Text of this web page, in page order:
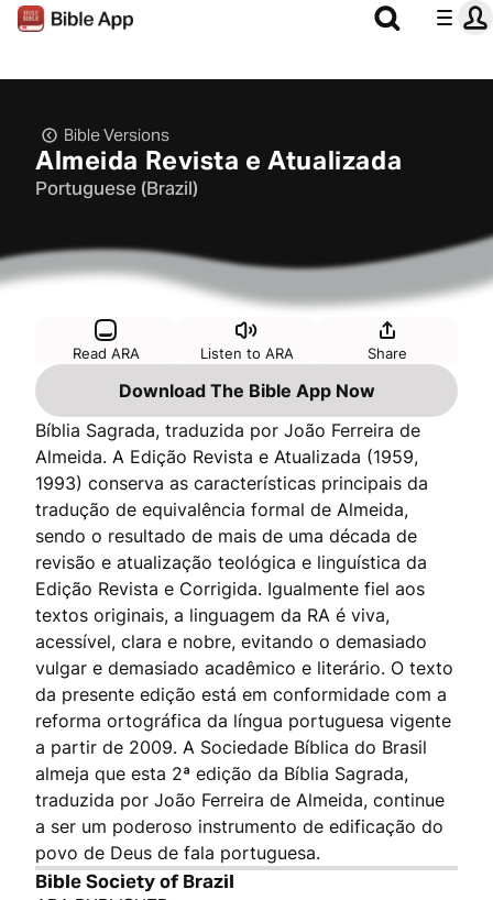
Bible Versions
Almeida Revista e Atualizada
Portuguese (Brazil)
Read ARA Listen to ARA Share
Download The Bible App Now
Bíblia Sagrada, traduzida por João Ferreira de
Almeida. A Edição Revista e Atualizada (1959,
1993) conserva as características principais da
tradução de equivalência formal de Almeida,
sendo o resultado de mais de uma década de
revisão e atualização teológica e linguística da
Edição Revista e Corrigida. Igualmente fiel aos
textos originais, a linguagem da RA é viva,
acessível, clara e nobre, evitando o demasiado
vulgar e demasiado acadêmico e literário. O texto
da presente edição está em conformidade com a
reforma ortográfica da língua portuguesa vigente
a partir de 2009. A Sociedade Bíblica do Brasil
almeja que esta 2ª edição da Bíblia Sagrada,
traduzida por João Ferreira de Almeida, continue
a ser um poderoso instrumento de edificação do
povo de Deus de fala portuguesa.
Bible Society of Brazil